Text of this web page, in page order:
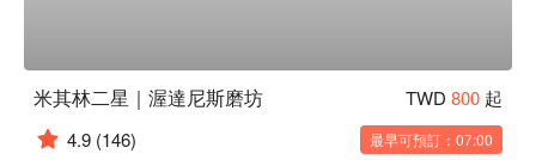
米其林二星｜渥達尼斯磨坊 TWD 800 起
4.9 (146) 最早可預訂：07:00